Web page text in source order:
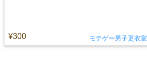
¥300 モテゲー男子更衣室